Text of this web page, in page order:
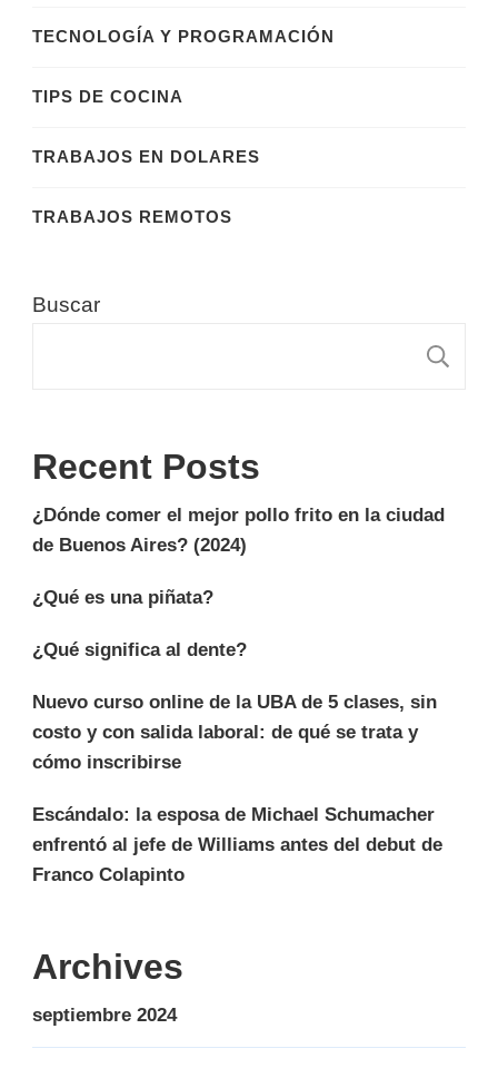
TECNOLOGÍA Y PROGRAMACIÓN
TIPS DE COCINA
TRABAJOS EN DOLARES
TRABAJOS REMOTOS
Buscar
Recent Posts
¿Dónde comer el mejor pollo frito en la ciudad
de Buenos Aires? (2024)
¿Qué es una piñata?
¿Qué significa al dente?
Nuevo curso online de la UBA de 5 clases, sin
costo y con salida laboral: de qué se trata y
cómo inscribirse
Escándalo: la esposa de Michael Schumacher
enfrentó al jefe de Williams antes del debut de
Franco Colapinto
Archives
septiembre 2024